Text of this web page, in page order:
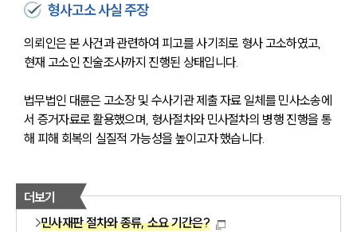
형사고소 사실 주장
의뢰인은 본 사건과 관련하여 피고를 사기죄로 형사 고소하였고,
현재 고소인 진술조사까지 진행된 상태입니다.
법무법인 대륜은 고소장 및 수사기관 제출 자료 일체를 민사소송에
서 증거자료로 활용했으며, 형사절차와 민사절차의 병행 진행을 통
해 피해 회복의 실질적 가능성을 높이고자 했습니다.
더보기
민사재판 절차와 종류, 소요 기간은?